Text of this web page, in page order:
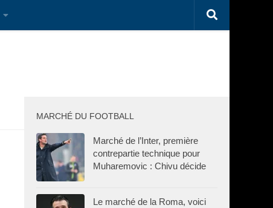
MARCHÉ DU FOOTBALL
Marché de l’Inter, première
contrepartie technique pour
Muharemovic : Chivu décide
Le marché de la Roma, voici